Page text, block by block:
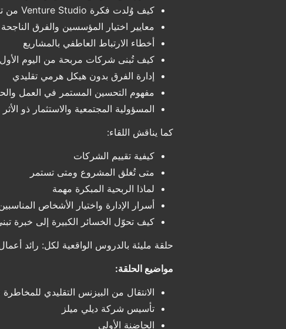
كيف وُلدت فكرة Venture Studio من تجربة حقيقية
معايير اختيار المؤسسين والفرق الناجحة
أخطاء الارتباط العاطفي بالمشاريع
كيف تُبنى شركات مربحة من اليوم الأول
إدارة الفرق بدون هيكل هرمي تقليدي
مفهوم التحسين المستمر في العمل
المسؤولية المجتمعية والاستثمار ذو الأثر
كما يناقش اللقاء:
كيفية تقييم الشركات
متى تُغلق المشروع ومتى تستمر
لماذا الربحية المبكرة مهمة
أسرار الإدارة واختيار الأشخاص
كيف تحوّل الخسائر الكبيرة إلى خبرة
حلقة مليئة بالدروس الواقعية لكل: رائد
مواضيع الحلقة:
الانتقال من البيزنس التقليدي
تأسيس شركة ديلي ميلز
الحاضنة الأولى